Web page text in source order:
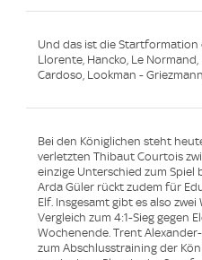
Und das ist die Startformation
Llorente, Hancko, Le Normand,
Cardoso, Lookman -
Bei den Königlichen steht
verletzten Thibaut Courtois
einzige Unterschied zum Spiel
Arda Güler rückt zudem für
Elf. Insgesamt gibt es also
Vergleich zum 4:1-Sieg gegen
Wochenende. Trent
zum Abschlusstraining der